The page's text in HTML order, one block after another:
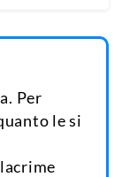
Per
le si